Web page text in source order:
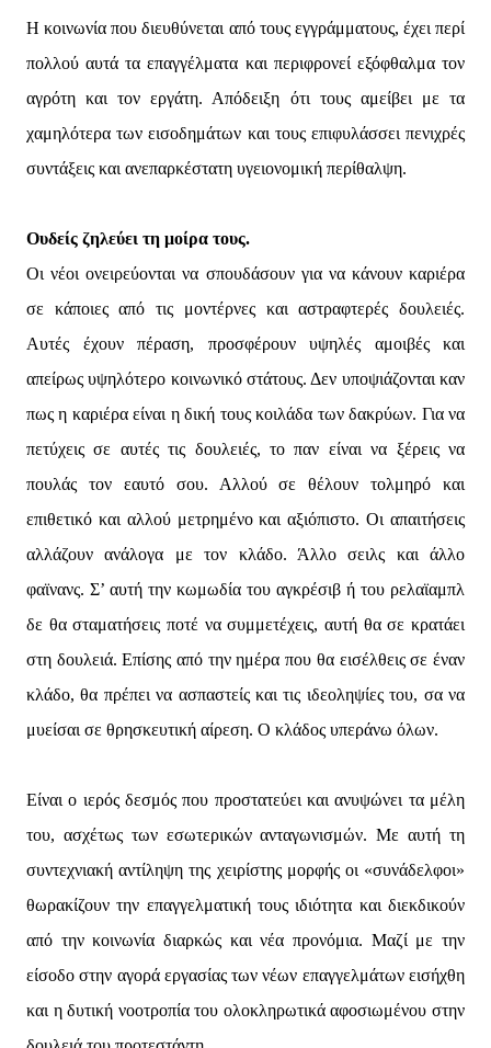
Η κοινωνία που διευθύνεται από τους εγγράμματους, έχει περί
πολλού αυτά τα επαγγέλματα και περιφρονεί εξόφθαλμα τον
αγρότη και τον εργάτη. Απόδειξη ότι τους αμείβει με τα
χαμηλότερα των εισοδημάτων και τους επιφυλάσσει πενιχρές
συντάξεις και ανεπαρκέστατη υγειονομική περίθαλψη.
Ουδείς ζηλεύει τη μοίρα τους.
Οι νέοι ονειρεύονται να σπουδάσουν για να κάνουν καριέρα
σε κάποιες από τις μοντέρνες και αστραφτερές δουλειές.
Αυτές έχουν πέραση, προσφέρουν υψηλές αμοιβές και
απείρως υψηλότερο κοινωνικό στάτους. Δεν υποψιάζονται καν
πως η καριέρα είναι η δική τους κοιλάδα των δακρύων. Για να
πετύχεις σε αυτές τις δουλειές, το παν είναι να ξέρεις να
πουλάς τον εαυτό σου. Αλλού σε θέλουν τολμηρό και
επιθετικό και αλλού μετρημένο και αξιόπιστο. Οι απαιτήσεις
αλλάζουν ανάλογα με τον κλάδο. Άλλο σειλς και άλλο
φαϊνανς. Σ’ αυτή την κωμωδία του αγκρέσιβ ή του ρελαϊαμπλ
δε θα σταματήσεις ποτέ να συμμετέχεις, αυτή θα σε κρατάει
στη δουλειά. Επίσης από την ημέρα που θα εισέλθεις σε έναν
κλάδο, θα πρέπει να ασπαστείς και τις ιδεοληψίες του, σα να
μυείσαι σε θρησκευτική αίρεση. Ο κλάδος υπεράνω όλων.
Είναι ο ιερός δεσμός που προστατεύει και ανυψώνει τα μέλη
του, ασχέτως των εσωτερικών ανταγωνισμών. Με αυτή τη
συντεχνιακή αντίληψη της χειρίστης μορφής οι «συνάδελφοι»
θωρακίζουν την επαγγελματική τους ιδιότητα και διεκδικούν
από την κοινωνία διαρκώς και νέα προνόμια. Μαζί με την
είσοδο στην αγορά εργασίας των νέων επαγγελμάτων εισήχθη
και η δυτική νοοτροπία του ολοκληρωτικά αφοσιωμένου στην